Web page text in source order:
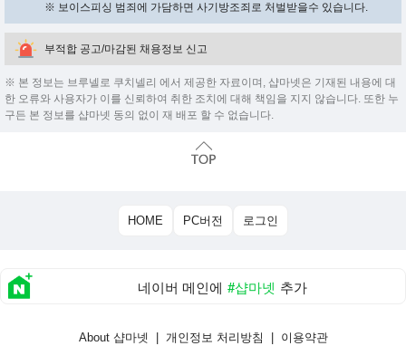
※ 보이스피싱 범죄에 가담하면 사기방조죄로 처벌받을수 있습니다.
부적합 공고/마감된 채용정보 신고
※ 본 정보는 브루넬로 쿠치넬리 에서 제공한 자료이며, 샵마넷은 기재된 내용에 대
한 오류와 사용자가 이를 신뢰하여 취한 조치에 대해 책임을 지지 않습니다. 또한 누
구든 본 정보를 샵마넷 동의 없이 재 배포 할 수 없습니다.
HOME PC버전 로그인
네이버 메인에 #샵마넷 추가
About 샵마넷 개인정보 처리방침
이용약관